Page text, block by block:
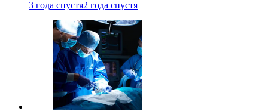
3 года спустя2 года спустя